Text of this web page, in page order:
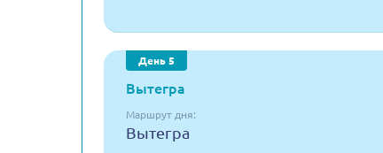
День 5
Вытегра
Маршрут дня:
Вытегра